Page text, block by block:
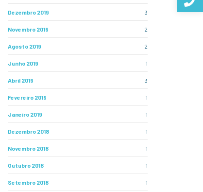
Dezembro 2019 3
Novembro 2019 2
Agosto 2019 2
Junho 2019 1
Abril 2019 3
Fevereiro 2019 1
Janeiro 2019 1
Dezembro 2018 1
Novembro 2018 1
Outubro 2018 1
Setembro 2018 1